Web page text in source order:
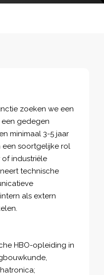
zoeken we een
gedegen
minimaal 3-5 jaar
een soortgelijke rol
industriële
technische
als extern
HBO-opleiding in